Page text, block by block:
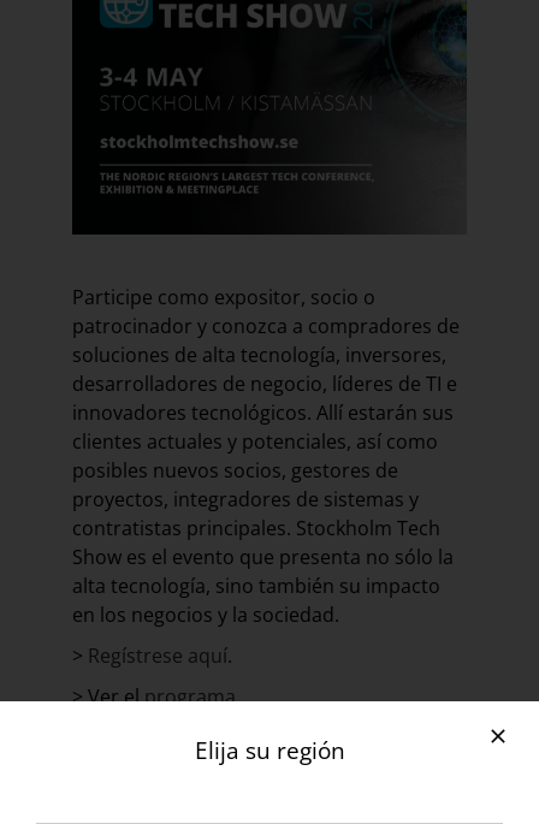
Participe como expositor, socio o
patrocinador y conozca a compradores de
soluciones de alta tecnología, inversores,
desarrolladores de negocio, líderes de TI e
innovadores tecnológicos. Allí estarán sus
clientes actuales y potenciales, así como
posibles nuevos socios, gestores de
proyectos, integradores de sistemas y
contratistas principales. Stockholm Tech
Show es el evento que presenta no sólo la
alta tecnología, sino también su impacto
en los negocios y la sociedad.
> Regístrese aquí.
> Ver elprograma.
Elija su región